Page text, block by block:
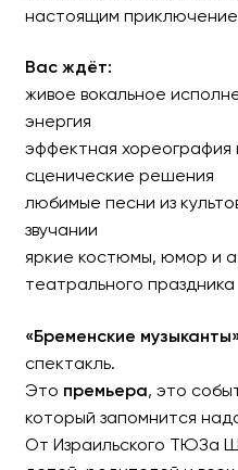
настоящим
Вас ждёт:
живое вокальное
энергия
эффектная хореография
сценические решения
любимые песни из
звучании
яркие костюмы, юмор и
театрального праздника
«Бременские
спектакль.
Это премьера, это
который запомнится
От Израильского ТЮЗа